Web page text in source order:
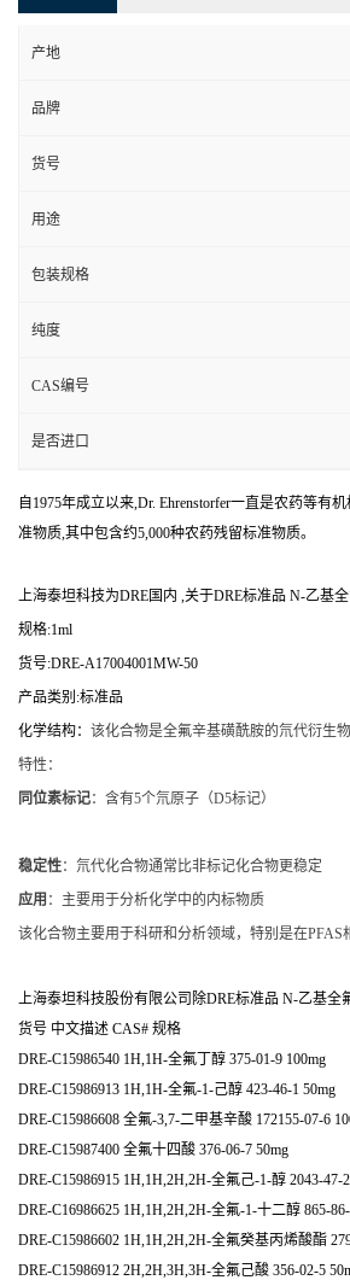
产地
品牌
货号
用途
包装规格
纯度
CAS编号
是否进口
自1975年成立以来,Dr. Ehrenstorfer一直是农药等有
准物质,其中包含约5,000种农药残留标准物质。
上海泰坦科技为DRE国内 ,关于DRE标准品 N-乙基
规格:1ml
货号:DRE-A17004001MW-50
产品类别:标准品
化学结构： 该化合物是全氟辛基磺酰胺的氘代衍生
特性：
同位素标记：含有5个氘原子（D5标记）
稳定性：氘代化合物通常比非标记化合物更稳定
应用 ：主要用于分析化学中的内标物质
该化合物主要用于科研和分析领域，特别是在PFAS
上海泰坦科技股份有限公司除DRE标准品 N-乙基
货号 中文描述 CAS# 规格
DRE-C15986540 1H,1H-全氟丁醇 375-01-9 100mg
DRE-C15986913 1H,1H-全氟-1-己醇 423-46-1 50mg
DRE-C15986608 全氟-3,7-二甲基辛酸 172155-07-6
DRE-C15987400 全氟十四酸 376-06-7 50mg
DRE-C15986915 1H,1H,2H,2H-全氟己-1-醇 2043-47-
DRE-C16986625 1H,1H,2H,2H-全氟-1-十二醇 865-
DRE-C15986602 1H,1H,2H,2H-全氟癸基丙烯酸酯
DRE-C15986912 2H,2H,3H,3H-全氟己酸 356-02-5